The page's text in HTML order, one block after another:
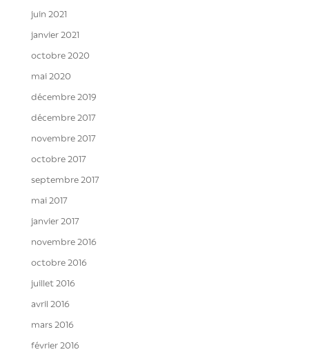
juin 2021
janvier 2021
octobre 2020
mai 2020
décembre 2019
décembre 2017
novembre 2017
octobre 2017
septembre 2017
mai 2017
janvier 2017
novembre 2016
octobre 2016
juillet 2016
avril 2016
mars 2016
février 2016